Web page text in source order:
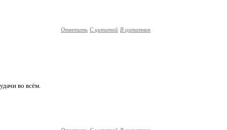
Ответить С цитатой В цитатник
во всём.